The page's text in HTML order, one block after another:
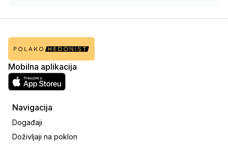
Mobilna aplikacija
Navigacija
Događaji
Doživljaji na poklon